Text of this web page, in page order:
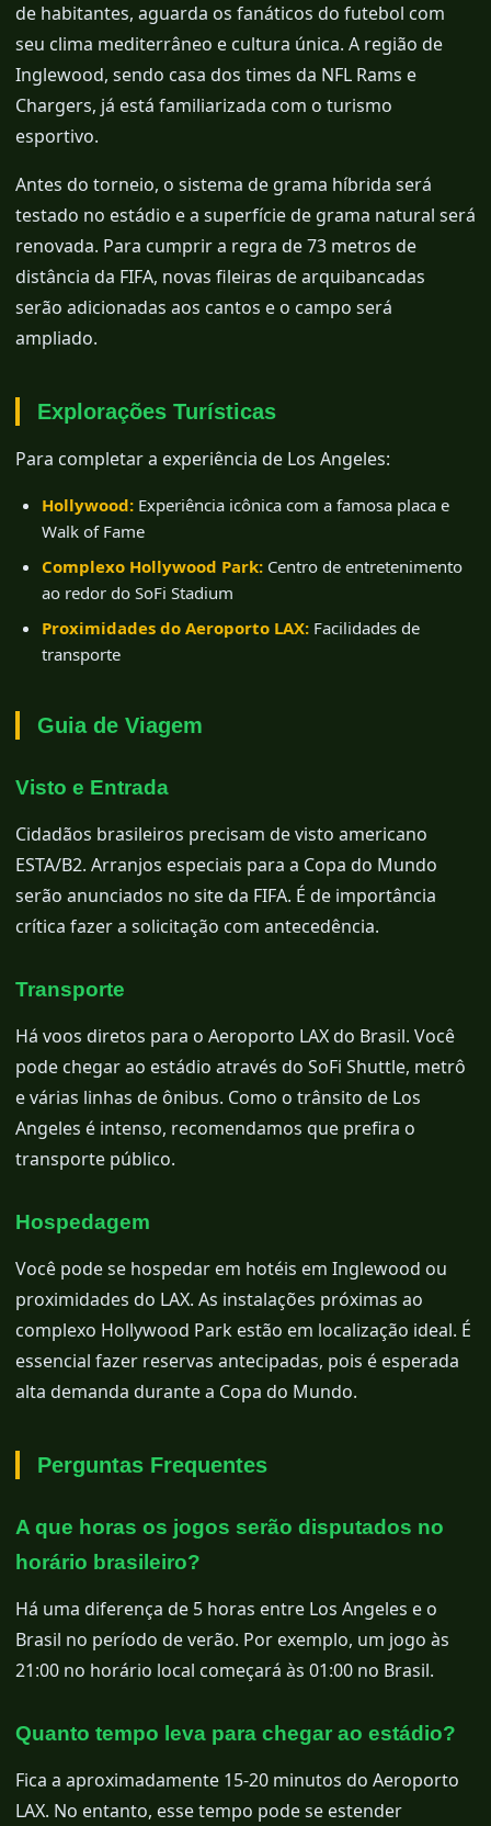
de habitantes, aguarda os fanáticos do futebol com
seu clima mediterrâneo e cultura única. A região de
Inglewood, sendo casa dos times da NFL Rams e
Chargers, já está familiarizada com o turismo
esportivo.
Antes do torneio, o sistema de grama híbrida será
testado no estádio e a superfície de grama natural será
renovada. Para cumprir a regra de 73 metros de
distância da FIFA, novas fileiras de arquibancadas
serão adicionadas aos cantos e o campo será
ampliado.
Explorações Turísticas
Para completar a experiência de Los Angeles:
Hollywood: Experiência icônica com a famosa placa e
Walk of Fame
Complexo Hollywood Park: Centro de entretenimento
ao redor do SoFi Stadium
Proximidades do Aeroporto LAX: Facilidades de
transporte
Guia de Viagem
Visto e Entrada
Cidadãos brasileiros precisam de visto americano
ESTA/B2. Arranjos especiais para a Copa do Mundo
serão anunciados no site da FIFA. É de importância
crítica fazer a solicitação com antecedência.
Transporte
Há voos diretos para o Aeroporto LAX do Brasil. Você
pode chegar ao estádio através do SoFi Shuttle, metrô
e várias linhas de ônibus. Como o trânsito de Los
Angeles é intenso, recomendamos que prefira o
transporte público.
Hospedagem
Você pode se hospedar em hotéis em Inglewood ou
proximidades do LAX. As instalações próximas ao
complexo Hollywood Park estão em localização ideal. É
essencial fazer reservas antecipadas, pois é esperada
alta demanda durante a Copa do Mundo.
Perguntas Frequentes
A que horas os jogos serão disputados no
horário brasileiro?
Há uma diferença de 5 horas entre Los Angeles e o
Brasil no período de verão. Por exemplo, um jogo às
21:00 no horário local começará às 01:00 no Brasil.
Quanto tempo leva para chegar ao estádio?
Fica a aproximadamente 15-20 minutos do Aeroporto
LAX. No entanto, esse tempo pode se estender